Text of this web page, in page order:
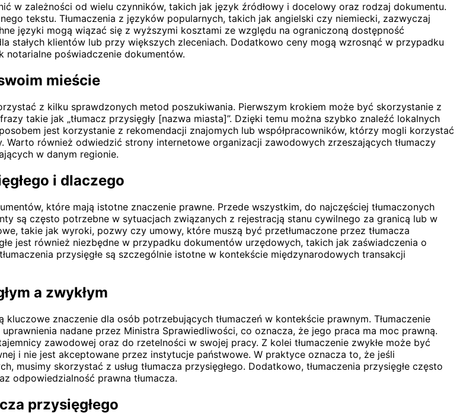
w zależności od wielu czynników, takich jak język źródłowy i docelowy oraz rodzaj dokumentu.
tekstu. Tłumaczenia z języków popularnych, takich jak angielski czy niemiecki, zazwyczaj
języki mogą wiązać się z wyższymi kosztami ze względu na ograniczoną dostępność
stałych klientów lub przy większych zleceniach. Dodatkowo ceny mogą wzrosnąć w przypadku
notarialne poświadczenie dokumentów.
mieście
z kilku sprawdzonych metod poszukiwania. Pierwszym krokiem może być skorzystanie z
takie jak „tłumacz przysięgły [nazwa miasta]”. Dzięki temu można szybko znaleźć lokalnych
jest korzystanie z rekomendacji znajomych lub współpracowników, którzy mogli korzystać
Warto również odwiedzić strony internetowe organizacji zawodowych zrzeszających tłumaczy
w danym regionie.
i dlaczego
które mają istotne znaczenie prawne. Przede wszystkim, do najczęściej tłumaczonych
są często potrzebne w sytuacjach związanych z rejestracją stanu cywilnego za granicą lub w
takie jak wyroki, pozwy czy umowy, które muszą być przetłumaczone przez tłumacza
jest również niezbędne w przypadku dokumentów urzędowych, takich jak zaświadczenia o
przysięgłe są szczególnie istotne w kontekście międzynarodowych transakcji
a zwykłym
kluczowe znaczenie dla osób potrzebujących tłumaczeń w kontekście prawnym. Tłumaczenie
nadane przez Ministra Sprawiedliwości, co oznacza, że jego praca ma moc prawną.
zawodowej oraz do rzetelności w swojej pracy. Z kolei tłumaczenie zwykłe może być
i nie jest akceptowane przez instytucje państwowe. W praktyce oznacza to, że jeśli
musimy skorzystać z usług tłumacza przysięgłego. Dodatkowo, tłumaczenia przysięgłe często
odpowiedzialność prawna tłumacza.
przysięgłego